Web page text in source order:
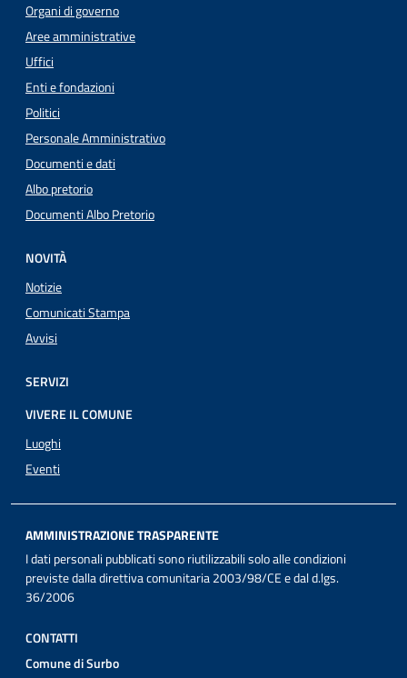
Organi di governo
Aree amministrative
Uffici
Enti e fondazioni
Politici
Personale Amministrativo
Documenti e dati
Albo pretorio
Documenti Albo Pretorio
NOVITÀ
Notizie
Comunicati Stampa
Avvisi
SERVIZI
VIVERE IL COMUNE
Luoghi
Eventi
AMMINISTRAZIONE TRASPARENTE
I dati personali pubblicati sono riutilizzabili solo alle condizioni
previste dalla direttiva comunitaria 2003/98/CE e dal d.lgs.
36/2006
CONTATTI
Comune di Surbo